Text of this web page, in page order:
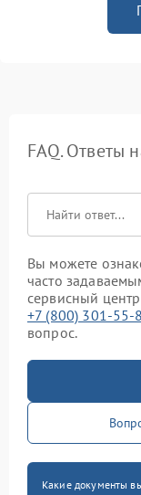
FAQ. Ответы
Вы можете
часто
сервисный
+7 (800) 301-55-
вопрос.
Какие документы